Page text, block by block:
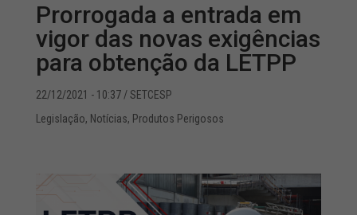
Prorrogada a entrada em
vigor das novas exigências
para obtenção da LETPP
22/12/2021 - 10:37/ SETCESP
Legislação, Notícias, Produtos Perigosos